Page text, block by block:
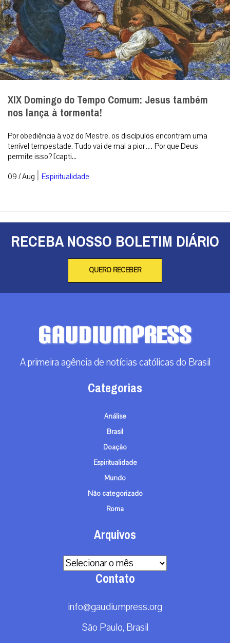
XIX Domingo do Tempo Comum: Jesus também
nos lança à tormenta!
Por obediência à voz do Mestre, os discípulos encontram uma
terrível tempestade. Tudo vai de mal a pior… Por que Deus
permite isso? [capti...
09 / Aug | Espiritualidade
RECEBA NOSSO BOLETIM DIÁRIO
QUERO RECEBER
A primeira agência de notícias católicas do Brasil
Categorias
Análise
Brasil
Doação
Espiritualidade
Mundo
Não categorizado
Roma
Arquivos
Arquivos
Contato
info@gaudiumpress.org
São Paulo, Brasil